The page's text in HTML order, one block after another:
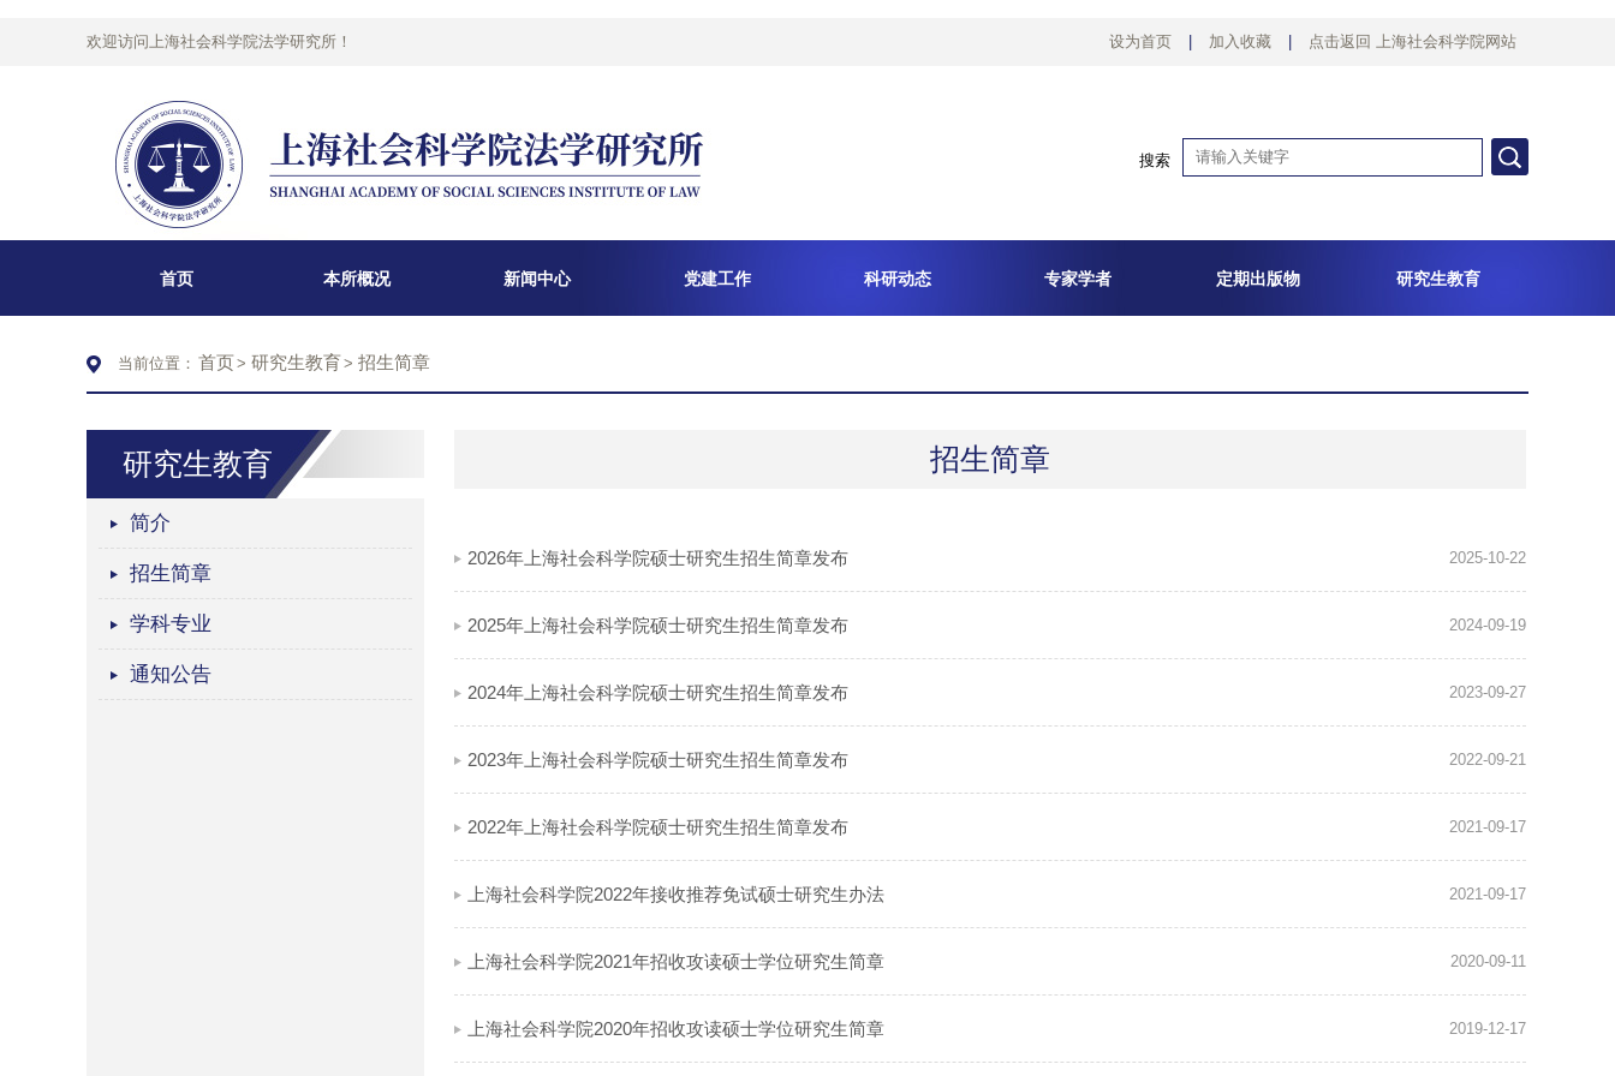
欢迎访问上海社会科学院法学研究所！ 设为首页 加入收藏 点击返回 上海社会科学院网站
搜索
首页 本所概况 新闻中心 党建工作 科研动态 专家学者 定期出版物 研究生教育
当前位置： 首页> 研究生教育> 招生简章
研究生教育
简介
招生简章
学科专业
通知公告
招生简章
2026年上海社会科学院硕士研究生招生简章发布 2025-10-22
2025年上海社会科学院硕士研究生招生简章发布 2024-09-19
2024年上海社会科学院硕士研究生招生简章发布 2023-09-27
2023年上海社会科学院硕士研究生招生简章发布 2022-09-21
2022年上海社会科学院硕士研究生招生简章发布 2021-09-17
上海社会科学院2022年接收推荐免试硕士研究生办法 2021-09-17
上海社会科学院2021年招收攻读硕士学位研究生简章 2020-09-11
上海社会科学院2020年招收攻读硕士学位研究生简章 2019-12-17